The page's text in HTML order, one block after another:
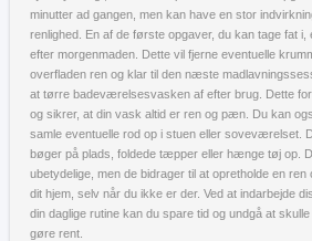
minutter ad gangen, men kan have en stor
renlighed. En af de første opgaver, du kan tage fat
efter morgenmaden. Dette vil fjerne eventuelle
overfladen ren og klar til den næste
at tørre badeværelsesvasken af efter brug. Dette
og sikrer, at din vask altid er ren og pæn. Du kan
samle eventuelle rod op i stuen eller soveværelset.
bøger på plads, foldede tæpper eller hænge tøj op.
ubetydelige, men de bidrager til at opretholde en
dit hjem, selv når du ikke er der. Ved at indarbejde
din daglige rutine kan du spare tid og undgå at
gøre rent.